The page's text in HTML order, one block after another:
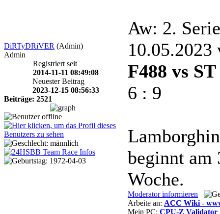
DiRTyDRiVER (Admin)
Admin
Registriert seit
2014-11-11 08:49:08
Neuester Beitrag
2023-12-15 08:56:33
Beiträge: 2521
Aw: 2.
10.05.2023
F488 vs
6 : 9
beginnt am
Woche.
Moderator informieren
Arbeite an: ACC Wiki -
Mein PC: CPU-Z Validator